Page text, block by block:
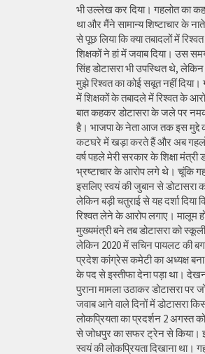
भी उल्लेख कर दिया। गहलोत का
था और मैंने सामान्य शिष्टाचार के
से पूछ लिया कि क्या तबादलों में
शिक्षकों ने हां में जवाब दिया। उस
सिंह डोटासरा भी उपस्थित थे, लेकिन
मुझे रिश्वत का कोई सबूत नहीं
में शिक्षकों के तबादले में रिश्वत के
बात कहकर डोटासरा के जले पर
है। भाजपा के नेता आज तक इस मुद्दे
कटघरे में खड़ा करते हैं और अब
वर्ष पहले मेरी सरकार के शिक्षा मंत्री
भ्रष्टाचार के आरोप लगे थे। चूंकि
इसलिए स्वयं की जुबान से डोटासरा
लेकिन बड़ी चतुराई से यह दर्शा दिया
रिश्वत लेने के आरोप लगाए। मालूम
मुख्यमंत्री बने तब डोटासरा को स्कूली
लेकिन 2020 में सचिन पायलट की
प्रदेश कांग्रेस कमेटी का अध्यक्ष बना
के पद से इस्तीफा देना पड़ा था।
पुराना मामला उठाकर डोटासरा पर
जवाब आने वाले दिनों में डोटासरा
लोकप्रियता का प्रदर्शन 2 अगस्त
से जोधपुर का सफर ट्रेन से किया।
स्वयं की लोकप्रियता दिखाना